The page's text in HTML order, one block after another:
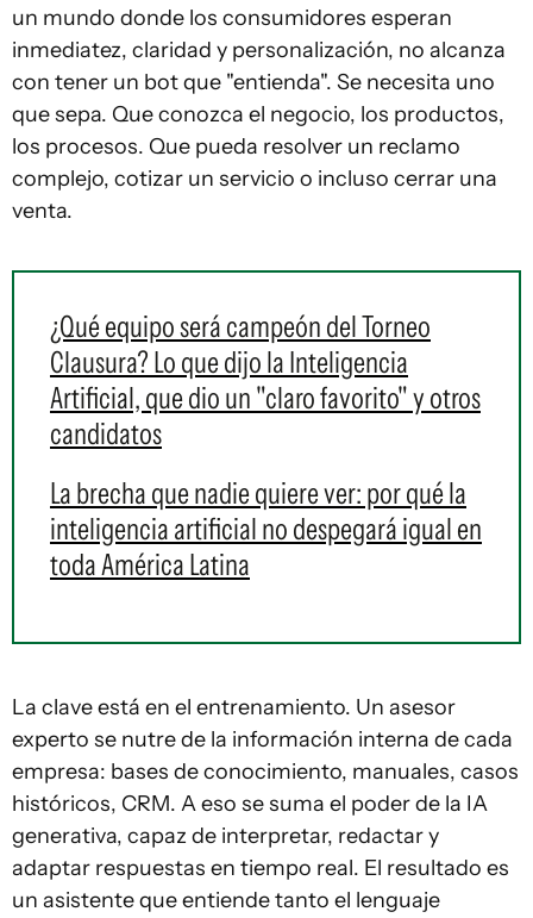
un mundo donde los consumidores esperan
inmediatez, claridad y personalización, no alcanza
con tener un bot que "entienda". Se necesita uno
que sepa. Que conozca el negocio, los productos,
los procesos. Que pueda resolver un reclamo
complejo, cotizar un servicio o incluso cerrar una
venta.
¿Qué equipo será campeón del Torneo
Clausura? Lo que dijo la Inteligencia
Artificial, que dio un "claro favorito" y otros
candidatos
La brecha que nadie quiere ver: por qué la
inteligencia artificial no despegará igual en
toda América Latina
La clave está en el entrenamiento. Un asesor
experto se nutre de la información interna de cada
empresa: bases de conocimiento, manuales, casos
históricos, CRM. A eso se suma el poder de la IA
generativa, capaz de interpretar, redactar y
adaptar respuestas en tiempo real. El resultado es
un asistente que entiende tanto el lenguaje